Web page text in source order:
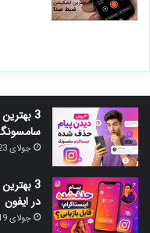
3
جولای 23, 2026
3
در ایفون
جولای 19, 2026